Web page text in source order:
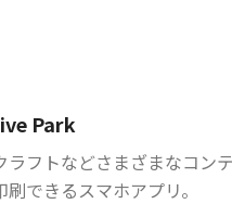
Park
ラフトなどさまざまなコン
できるスマホアプリ。